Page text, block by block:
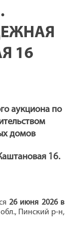
16
аукциона по
домов
16.
26 июня 2026 в
Пинский р-н,